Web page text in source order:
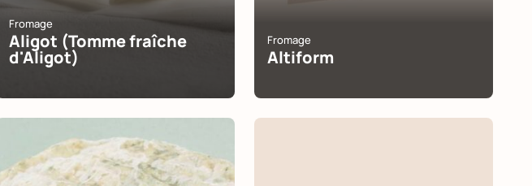
Fromage
Aligot (Tomme fraîche
d'Aligot)
Fromage
Altiform